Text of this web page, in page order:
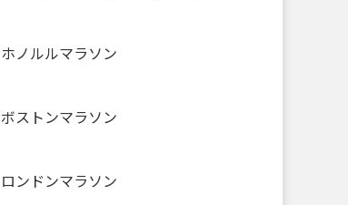
ホノルルマラソン
ボストンマラソン
ロンドンマラソン